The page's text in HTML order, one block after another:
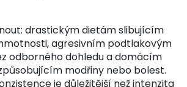
drastickým dietám slibujícím
agresivním podtlakovým
odborného dohledu a domácím
modřiny nebo bolest.
je důležitější než intenzita